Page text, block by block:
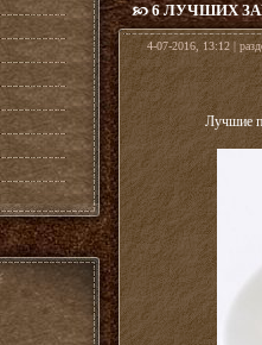
6 ЛУЧШИХ
4-07-2016, 13:12 |
Лучшие